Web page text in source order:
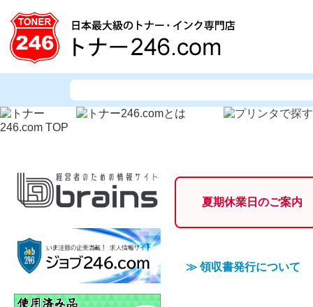
夏期休業日のご案内
≫ 領収書発行について